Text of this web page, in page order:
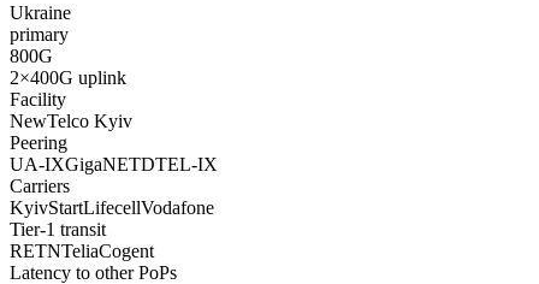
Ukraine
primary
800G
2×400G uplink
Facility
NewTelco Kyiv
Peering
UA-IXGigaNETDTEL-IX
Carriers
KyivStartLifecellVodafone
Tier-1 transit
RETNTeliaCogent
Latency to other PoPs